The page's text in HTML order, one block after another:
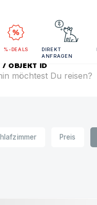
%-DEALS
DIREKT
ANFRAGEN
/ OBJEKT ID
Preis